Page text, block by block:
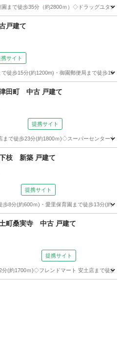
で徒歩35分（約2800ｍ）◇ドラッグユタカ
中古（マンション/一戸建て）
戸建て
サイト
徒歩15分(約1200m)・御園郵便局まで徒歩18
中古（マンション/一戸建て）
田町 中古 戸建て
提携サイト
で徒歩23分(約1800ｍ)◇スーパーセンタート
中古（マンション/一戸建て）
枝 新築 戸建て
提携サイト
歩8分(約600ｍ)・愛里保育園まで徒歩13分(約
（マンション/一戸建て）
町桑実寺 中古 戸建て
提携サイト
(約1700ｍ)◇フレンドマート 安土店まで徒歩